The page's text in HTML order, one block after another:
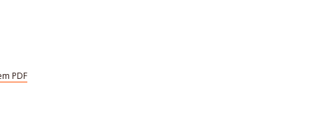
PDF